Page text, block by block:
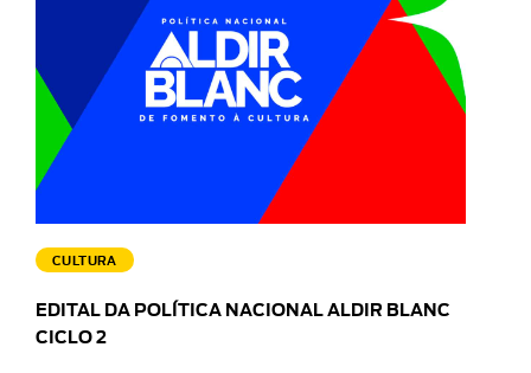
CULTURA
EDITAL DA POLÍTICA NACIONAL ALDIR BLANC
CICLO 2